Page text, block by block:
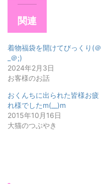
関連
着物福袋を開けてびっくり(＠
_＠;)
2024年2月3日
お客様のお話
おくんちに出られた皆様お疲
れ様でしたm(__)m
2015年10月16日
大猫のつぶやき